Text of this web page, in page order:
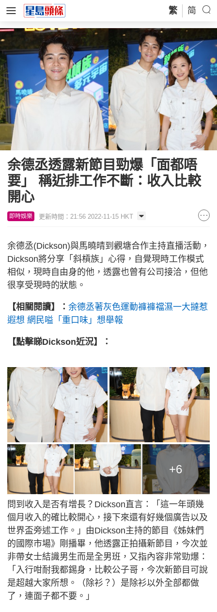
繁 简
余德丞透露新節目勁爆「面都唔
要」 稱近排工作不斷：收入比較
開心
即時娛樂 更新時間：21:56 2022-11-15 HKT
余德丞(Dickson)與馬曉晴到觀塘合作主持直播活動，
Dickson將分享「斜槓族」心得，自覺現時工作模式
相似，現時自由身的他，透露也曾有公司接洽，但他
很享受現時的狀態。
【相關閱讀】： 余德丞著灰色運動褲褲襠濕一大撻惹
遐想 網民嗌「重口味」想舉報
【點擊睇Dickson近況】：
+6
問到收入是否有增長？Dickson直言：「這一年頭幾
個月收入的確比較開心，接下來還有好幾個廣告以及
世界盃旁述工作。」由Dickson主持的節目《姊妹們
的國際市場》剛播畢，他透露正拍攝新節目，今次並
非帶女士結識男生而是全男班，又指內容非常勁爆：
「入行咁耐我都錫身，比較公子哥，今次新節目可說
是超越大家所想。（除衫？）是除衫以外全部都做
了，連面子都不要。」